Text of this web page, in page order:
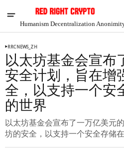
Humanism Decentralization
RRCNEWS_ZH
以太坊基金会宣布
安全计划，旨在增
全，以支持一个安
的世界
以太坊基金会宣布了一万亿美元
坊的安全，以支持一个安全存储